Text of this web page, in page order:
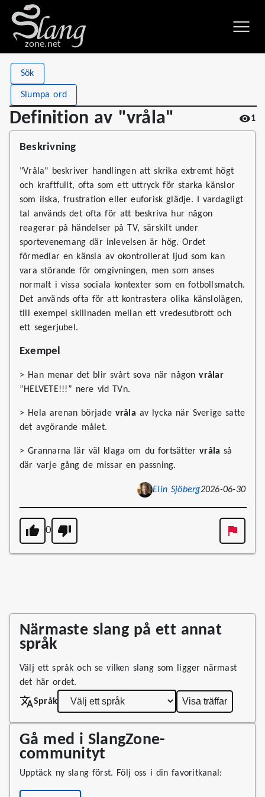
zone.net
Sök
Slumpa ord
Definition av "vråla" 1
Definition av "vråla"
Stat
Views
Definitions 1
Beskrivning
"Vråla" beskriver handlingen att skrika extremt högt
och kraftfullt, ofta som ett uttryck för starka känslor
som ilska, frustration eller euforisk glädje. I vardagligt
tal används det ofta för att beskriva hur någon
reagerar på händelser på TV, särskilt under
sportevenemang där inlevelsen är hög. Ordet
förmedlar en känsla av okontrollerat ljud som kan
vara störande för omgivningen, men som anses
normalt i vissa sociala kontexter som en fotbollsmatch.
Det används ofta för att kontrastera olika känslolägen,
till exempel skillnaden mellan ett vredesutbrott och
ett segerjubel.
Exempel
> Han menar det blir svårt sova när någonvrålar
”HELVETE!!!” nere vid TVn.
> Hela arenan började vråla av lycka när Sverige satte
det avgörande målet.
> Grannarna lär väl klaga om du fortsättervråla så
där varje gång de missar en passning.
Elin Sjöberg2026-06-30
0
Närmaste slang på ett annat
språk
Välj ett språk och se vilken slang som ligger närmast
det här ordet.
Språk
Visa träffar
Gå med i SlangZone-
communityt
Upptäck ny slang först. Följ oss i din favoritkanal: